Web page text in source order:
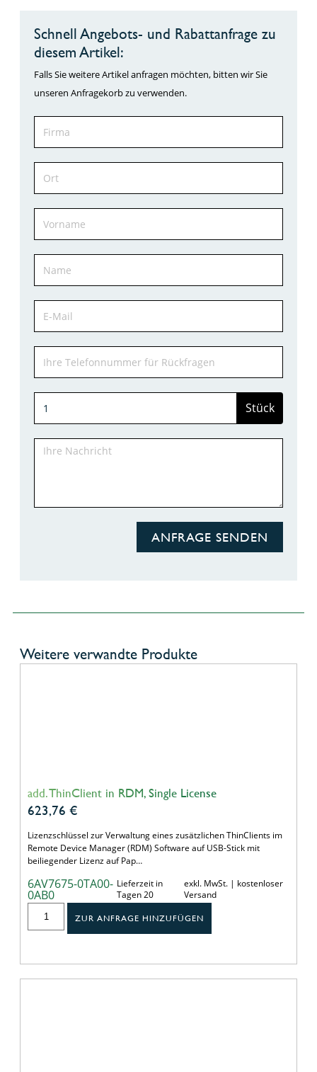
Schnell Angebots- und Rabattanfrage zu
diesem Artikel:
Falls Sie weitere Artikel anfragen möchten, bitten wir Sie
unseren Anfragekorb zu verwenden.
Stück
ANFRAGE SENDEN
Weitere verwandte Produkte
add. ThinClient in RDM, Single License
623,76 €
Lizenzschlüssel zur Verwaltung eines zusätzlichen ThinClients im
Remote Device Manager (RDM) Software auf USB-Stick mit
beiliegender Lizenz auf Pap…
6AV7675-0TA00-
0AB0
Lieferzeit in
Tagen 20
exkl. MwSt. | kostenloser
Versand
ZUR ANFRAGE HINZUFÜGEN